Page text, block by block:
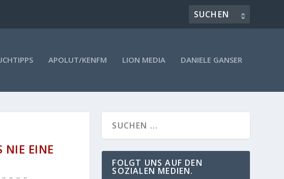
APOLUT/KENFM LION MEDIA DANIELE GANSER
NIE EINE
FOLGT UNS AUF DEN
SOZIALEN MEDIEN.